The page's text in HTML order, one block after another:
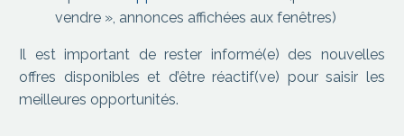
vendre », annonces affichées aux fenêtres)
Il est important de rester informé(e) des nouvelles
offres disponibles et d’être réactif(ve) pour saisir les
meilleures opportunités.